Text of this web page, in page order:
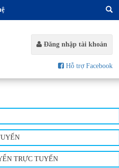
Đăng nhập tài khoản
Hỗ trợ Facebook
TRỰC TUYẾN